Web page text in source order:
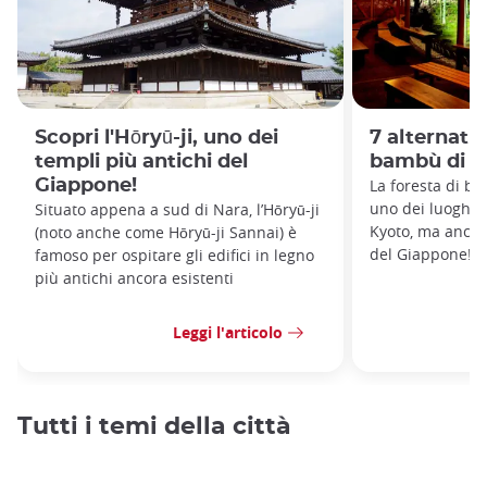
Scopri l'Hōryū-ji, uno dei
templi più antichi del
Giappone!
Situato appena a sud di Nara, l’Hōryū-ji
(noto anche come Hōryū-ji Sannai) è
famoso per ospitare gli edifici in legno
più antichi ancora esistenti
Leggi l'articolo
7
bambù di
La foresta di
uno dei luoghi
Kyoto, ma
del Giappone!
Tutti i temi della città